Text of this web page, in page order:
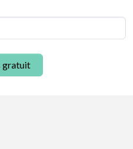
gratuit